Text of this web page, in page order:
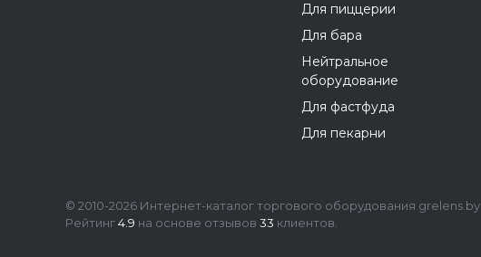
Для пиццерии
Для бара
Нейтральное
оборудование
Для фастфуда
Для пекарни
© 2010-2026 Интернет-каталог торгового оборудования grelens.by
Рейтинг4.9 на основе отзывов 33 клиентов.